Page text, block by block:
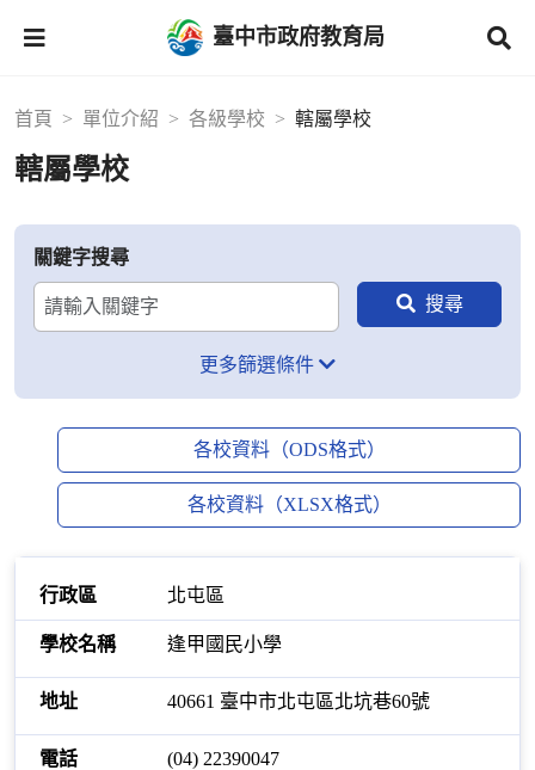
臺中市政府教育局
首頁 單位介紹 各級學校 轄屬學校
轄屬學校
關鍵字搜尋
更多篩選條件
各校資料（ODS格式）
各校資料（XLSX格式）
北屯區
逢甲國民小學
40661 臺中市北屯區北坑巷60號
(04) 22390047